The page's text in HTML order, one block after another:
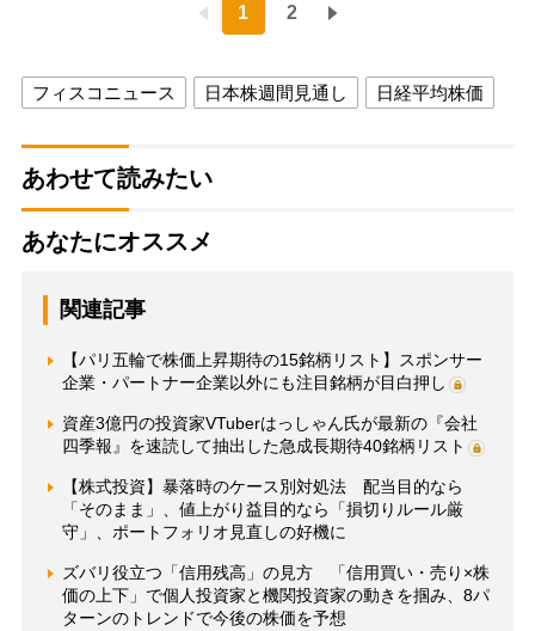
1 2
フィスコニュース 日本株週間見通し 日経平均株価
あわせて読みたい
あなたにオススメ
関連記事
【パリ五輪で株価上昇期待の15銘柄リスト】スポンサー
企業・パートナー企業以外にも注目銘柄が目白押し
資産3億円の投資家VTuberはっしゃん氏が最新の『会社
四季報』を速読して抽出した急成長期待40銘柄リスト
【株式投資】暴落時のケース別対処法 配当目的なら
「そのまま」、値上がり益目的なら「損切りルール厳
守」、ポートフォリオ見直しの好機に
ズバリ役立つ「信用残高」の見方 「信用買い・売り×株
価の上下」で個人投資家と機関投資家の動きを掴み、8パ
ターンのトレンドで今後の株価を予想